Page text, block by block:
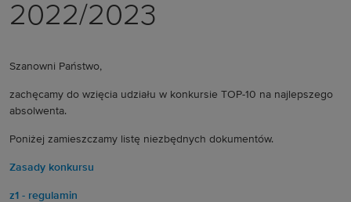
2022/2023
Szanowni Państwo,
zachęcamy do wzięcia udziału w konkursie TOP-10 na najlepszego
absolwenta.
Poniżej zamieszczamy listę niezbędnych dokumentów.
Zasady konkursu
z1 - regulamin